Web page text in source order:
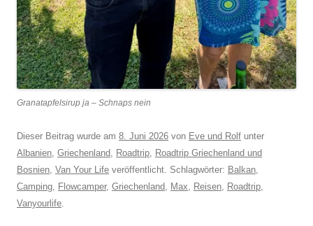
Granatapfelsirup ja – Schnaps nein
Dieser Beitrag wurde am 8. Juni 2026 von Eve und Rolf unter
Albanien, Griechenland, Roadtrip, Roadtrip Griechenland und
Bosnien, Van Your Life veröffentlicht. Schlagwörter: Balkan,
Camping, Flowcamper, Griechenland, Max, Reisen, Roadtrip,
Vanyourlife.